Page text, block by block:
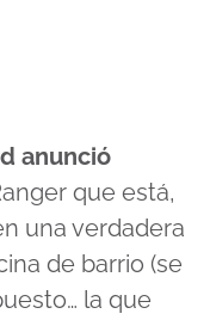
anunció
que está,
una verdadera
de barrio (se
la que